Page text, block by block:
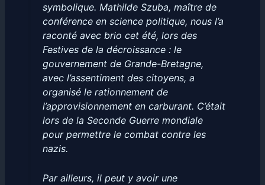
symbolique. Mathilde Szuba, maître de
conférence en science politique, nous l’a
raconté avec brio cet été, lors des
Festives de la décroissance : le
gouvernement de Grande-Bretagne,
avec l’assentiment des citoyens, a
organisé le rationnement de
l’approvisionnement en carburant. C’était
lors de la Seconde Guerre mondiale
pour permettre le combat contre les
nazis.
Par ailleurs, il peut y avoir une